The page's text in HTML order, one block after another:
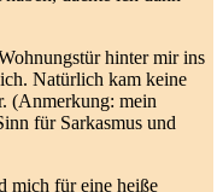
hinter mir ins
Natürlich kam keine
(Anmerkung: mein
für Sarkasmus und
mich für eine heiße